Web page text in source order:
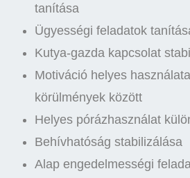
tanítása
Ügyességi feladatok
Kutya-gazda kapcsolat
Motiváció helyes
körülmények között
Helyes pórázhasználat
Behívhatóság stabilizálása
Alap engedelmességi